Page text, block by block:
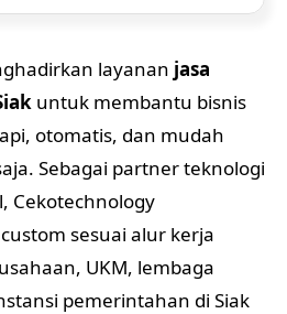
layanan jasa
untuk membantu bisnis
otomatis, dan mudah
Sebagai partner teknologi
Cekotechnology
sesuai alur kerja
UKM, lembaga
pemerintahan di Siak